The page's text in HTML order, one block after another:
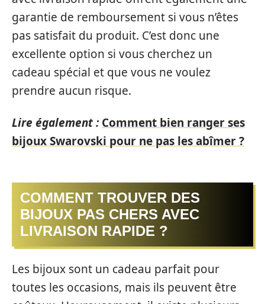
garantie de remboursement si vous n’êtes
pas satisfait du produit. C’est donc une
excellente option si vous cherchez un
cadeau spécial et que vous ne voulez
prendre aucun risque.
Lire également : Comment bien ranger ses
bijoux Swarovski pour ne pas les abîmer ?
COMMENT TROUVER DES
BIJOUX PAS CHERS AVEC
LIVRAISON RAPIDE ?
Les bijoux sont un cadeau parfait pour
toutes les occasions, mais ils peuvent être